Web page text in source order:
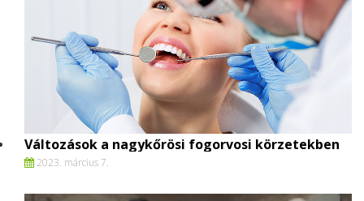
Változások a nagykőrösi fogorvosi körzetekben
2023. március 7.